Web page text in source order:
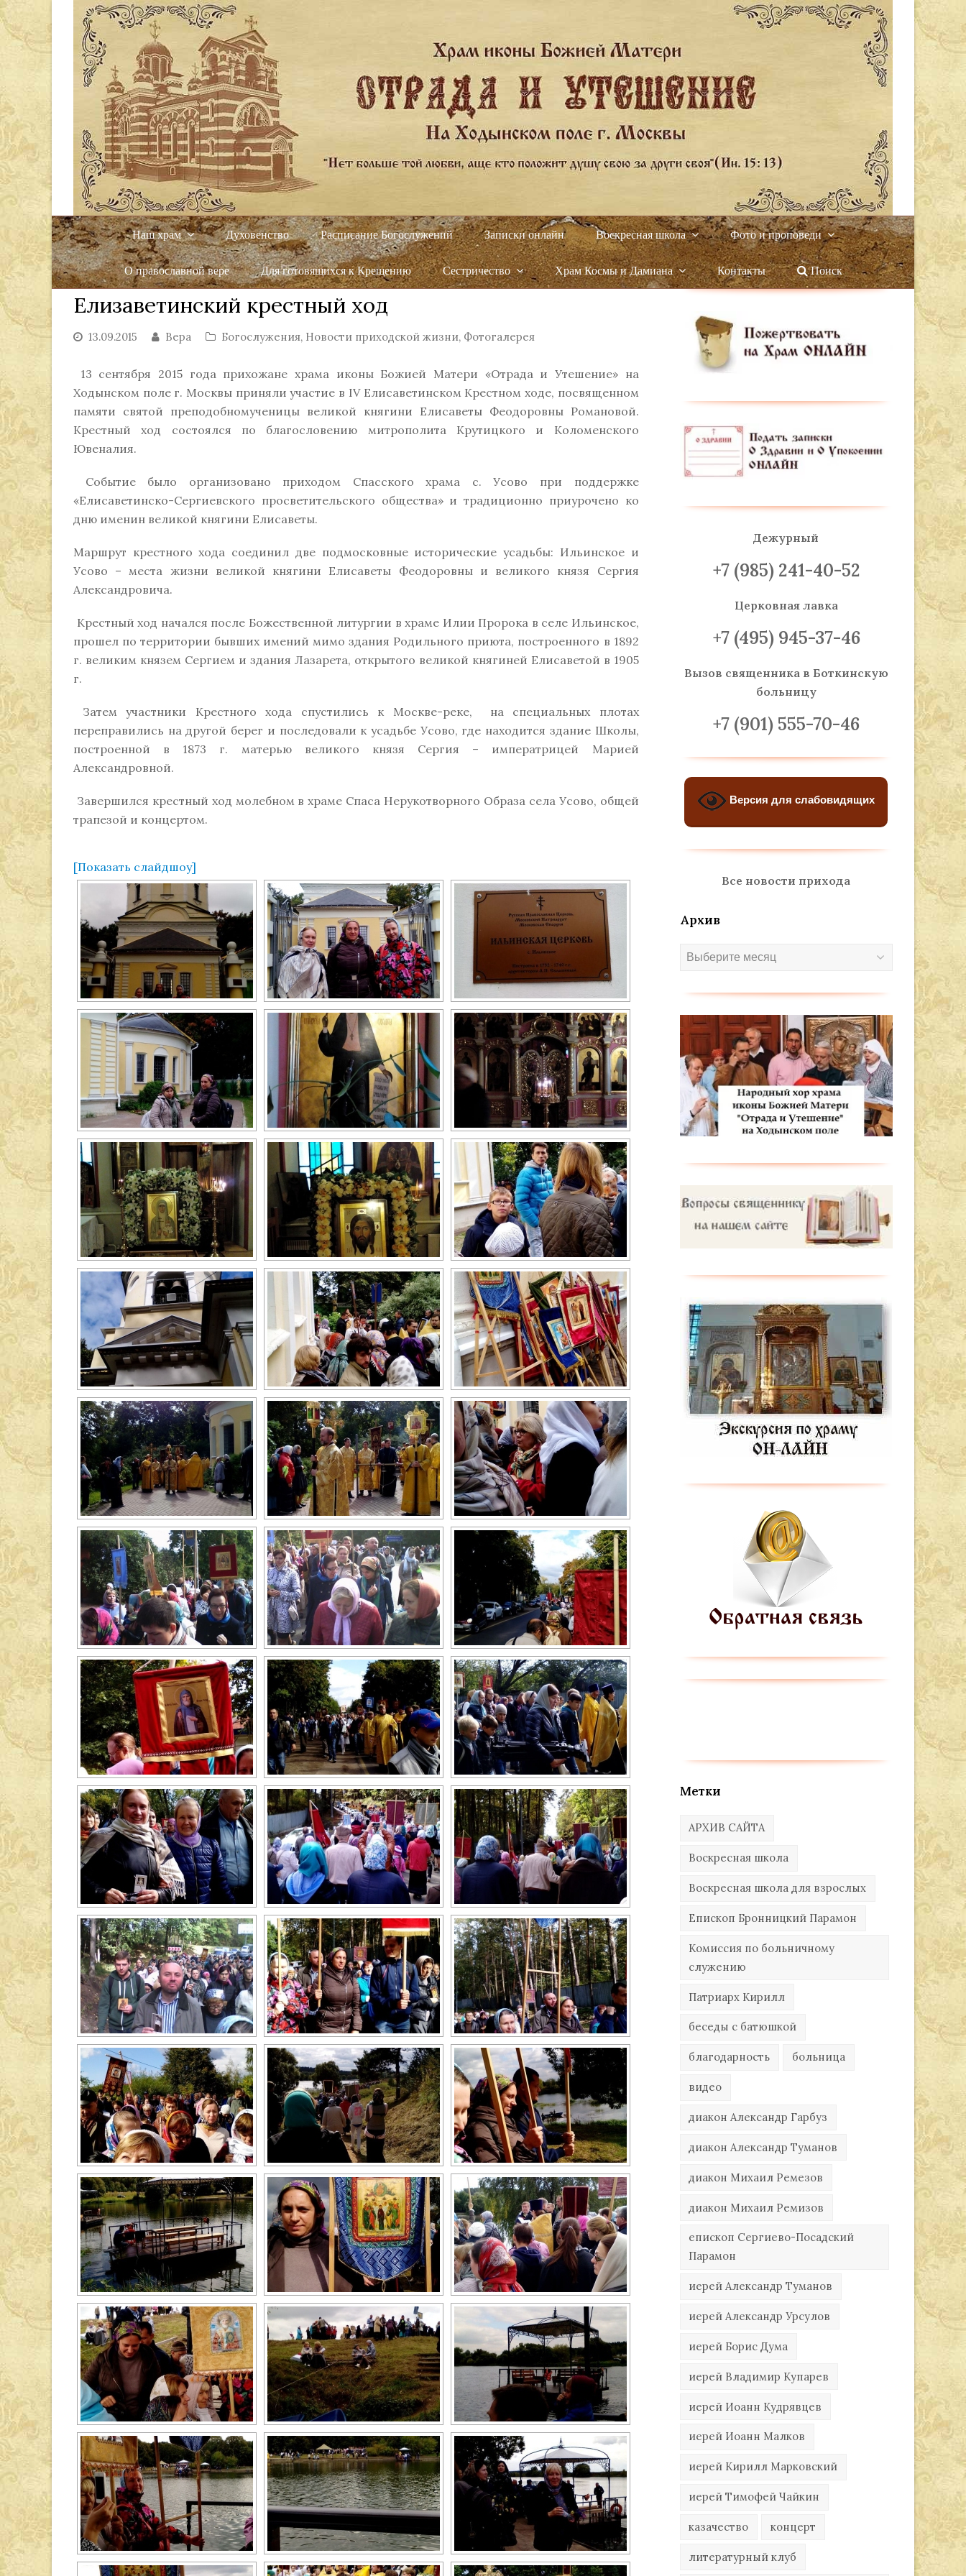
Наш храм Духовенство Расписание Богослужений Записки онлайн Воскресная школа Фото и проповеди
О православной вере Для готовящихся к Крещению Сестричество Храм Космы и Дамиана Контакты Поиск
Елизаветинский крестный ход
13.09.2015 Вера Богослужения, Новости приходской жизни, Фотогалерея
13 сентября 2015 года прихожане храма иконы Божией Матери «Отрада и Утешение» на
Ходынском поле г. Москвы приняли участие в IV Елисаветинском Крестном ходе, посвященном
памяти святой преподобномученицы великой княгини Елисаветы Феодоровны Романовой.
Крестный ход состоялся по благословению митрополита Крутицкого и Коломенского
Ювеналия.
Событие было организовано приходом Спасского храма с. Усово при поддержке
«Елисаветинско-Сергиевского просветительского общества» и традиционно приурочено ко
дню именин великой княгини Елисаветы.
Маршрут крестного хода соединил две подмосковные исторические усадьбы: Ильинское и
Усово – места жизни великой княгини Елисаветы Феодоровны и великого князя Сергия
Александровича.
Крестный ход начался после Божественной литургии в храме Илии Пророка в селе Ильинское,
прошел по территории бывших имений мимо здания Родильного приюта, построенного в 1892
г. великим князем Сергием и здания Лазарета, открытого великой княгиней Елисаветой в 1905
г.
Затем участники Крестного хода спустились к Москве-реке, на специальных плотах
переправились на другой берег и последовали к усадьбе Усово, где находится здание Школы,
построенной в 1873 г. матерью великого князя Сергия – императрицей Марией
Александровной.
Завершился крестный ход молебном в храме Спаса Нерукотворного Образа села Усово, общей
трапезой и концертом.
[Показать слайдшоу]
Дежурный
+7 (985) 241-40-52
Церковная лавка
+7 (495) 945-37-46
Вызов священника в Боткинскую
больницу
+7 (901) 555-70-46
Версия для слабовидящих
Все новости прихода
Архив
Архив
Метки
АРХИВ САЙТА
Воскресная школа
Воскресная школа для взрослых
Епископ Бронницкий Парамон
Комиссия по больничному
служению
Патриарх Кирилл
беседы с батюшкой
благодарность больница
видео
диакон Александр Гарбуз
диакон Александр Туманов
диакон Михаил Ремезов
диакон Михаил Ремизов
епископ Сергиево-Посадский
Парамон
иерей Александр Туманов
иерей Александр Урсулов
иерей Борис Дума
иерей Владимир Купарев
иерей Иоанн Кудрявцев
иерей Иоанн Малков
иерей Кирилл Марковский
иерей Тимофей Чайкин
казачество концерт
литературный клуб